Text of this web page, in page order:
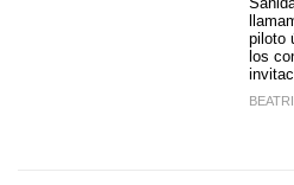
piloto
los